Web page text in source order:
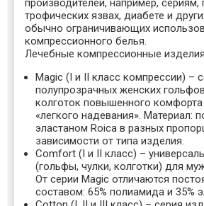
производителей, например,
трофических язвах, диабете и
обычно ограничивающих
компрессионного белья.
Лечебные компрессионные изделия
Magic (I и II класс компрессии) –
полупрозрачных женских
колготок повышенного
«легкого надевания». Материал:
эластаном Roica в разных
зависимости от типа изделия.
Comfort (I и II класс) –
(гольфы, чулки, колготки) для
От серии Magic отличаются
составом: 65% полиамида и 35%